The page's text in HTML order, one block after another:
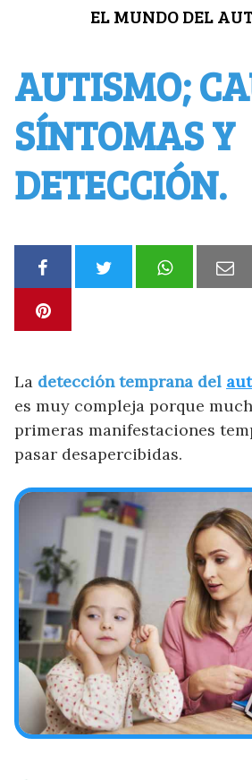
EL MUNDO DEL
AUTISMO;
SÍNTOMAS Y
DETECCIÓN.
La detección temprana del
es muy compleja porque
primeras manifestaciones
pasar desapercibidas.